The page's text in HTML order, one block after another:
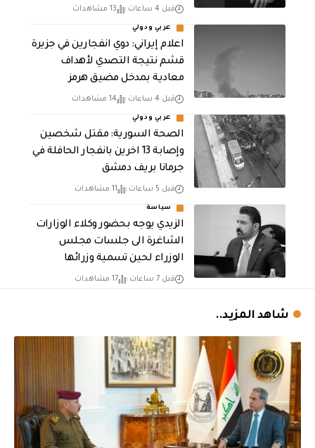
قبل 4 ساعات 13 مشاهدات
عربي ودولي
اعلام إيراني: دوي انفجارين في جزيرة
قشم نتيجة التصدي لأهداف
معادية بمدخل مضيق هرمز
قبل 4 ساعات 14 مشاهدات
عربي ودولي
الصحة السورية: مقتل شخصين
وإصابة 13 اخرين بانفجار الحافلة في
جرمانا بريف دمشق
قبل 5 ساعات 11 مشاهدات
سياسة
الزيدي يوجه بحضور وكلاء الوزارات
الشاغرة الى جلسات مجلس
الوزراء لحين تسمية وزرائها
قبل 7 ساعات 17 مشاهدات
شاهد المزيد..